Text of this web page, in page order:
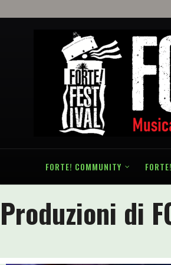
FORTE! COMMUNITY
Produzioni di